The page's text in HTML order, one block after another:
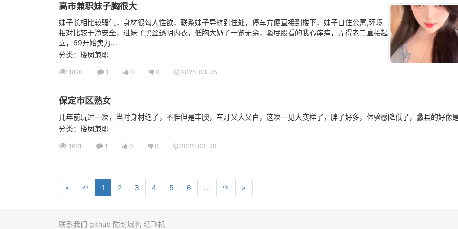
高市兼职妹子胸很大
妹子长相比较骚气，身材很勾人性欲，联系妹子导航到住处，停车方便直接到楼下，妹子自住公寓,环境
相对比较干净安全，进妹子黑丝透明内衣，低胸大奶子一览无余，骚屁股看的我心痒痒，弄得老二直接起
立，69开始卖力...
分类：楼凤兼职
1820 1 0 0 2025-03-25
保定市区熟女
几年前玩过一次，当时身材绝了，不胖但是丰腴，车灯又大又白，这次一见大变样了，胖了好多，体验感降低了，蠡县的好像
分类：楼凤兼职
1661 1 0 0 2025-03-20
« ↶ 1 2 3 4 5 6 ... ↷ »
联系我们 github 防封域名 纸飞机